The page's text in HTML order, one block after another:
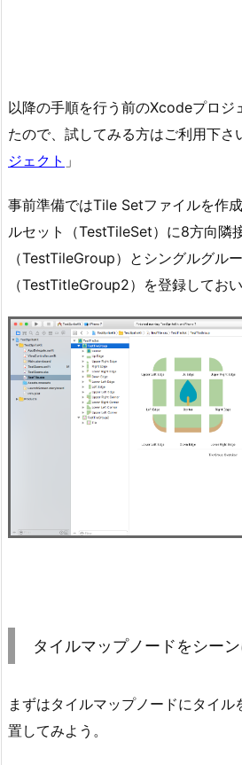
以降の手順を行う前のXcodeプロ
たので、試してみる方はご利用下
ジェクト 」
事前準備ではTile Setファイルを作
ルセット（TestTileSet）に8方向隣
（TestTileGroup）とシングルグル
（TestTitleGroup2）を登録しておい
タイルマップノードをシーン
まずはタイルマップノードにタイ
置してみよう。